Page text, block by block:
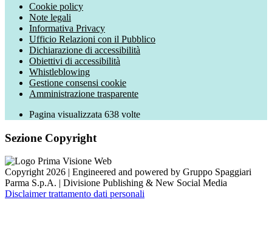
Cookie policy
Note legali
Informativa Privacy
Ufficio Relazioni con il Pubblico
Dichiarazione di accessibilità
Obiettivi di accessibilità
Whistleblowing
Gestione consensi cookie
Amministrazione trasparente
Pagina visualizzata 638 volte
Sezione Copyright
Copyright 2026 | Engineered and powered by Gruppo Spaggiari
Parma S.p.A. | Divisione Publishing & New Social Media
Disclaimer trattamento dati personali